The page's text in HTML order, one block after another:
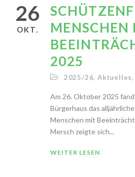
26
OKT.
MENSCHEN
2025
2025/26, Aktuelles,
Am 26. Oktober 2025
Bürgerhaus das
Menschen mit
Mersch zeigte sich...
WEITER LESEN